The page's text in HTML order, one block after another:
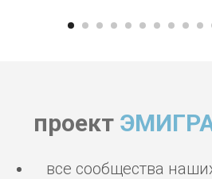
проект
все сообщества